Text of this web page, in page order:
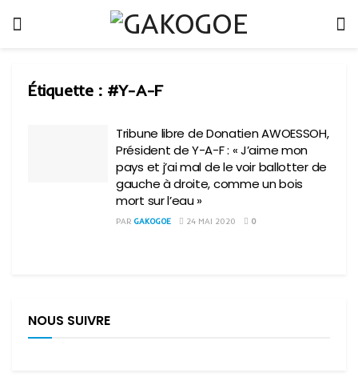
Étiquette : #Y-A-F
Tribune libre de Donatien AWOESSOH,
Président de Y-A-F : « J’aime mon
pays et j’ai mal de le voir ballotter de
gauche à droite, comme un bois
mort sur l’eau »
PAR GAKOGOE 24 MAI 2020 0
NOUS SUIVRE